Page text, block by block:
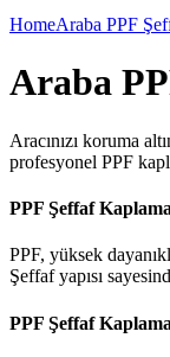
HomeAraba PPF
Araba
Aracınızı koruma
profesyonel PPF
PPF Şeffaf
PPF, yüksek
Şeffaf yapısı
PPF Şeffaf